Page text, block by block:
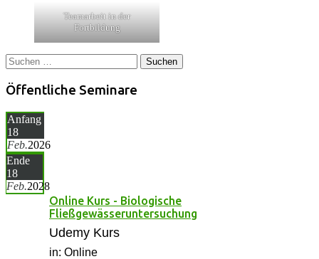
Teamarbeit in der
Fortbildung
Suchen
nach:
Öffentliche Seminare
Anfang
18
Feb.2026
Ende
18
Feb.2028
Online Kurs - Biologische
Fließgewässeruntersuchung
Udemy Kurs
in: Online